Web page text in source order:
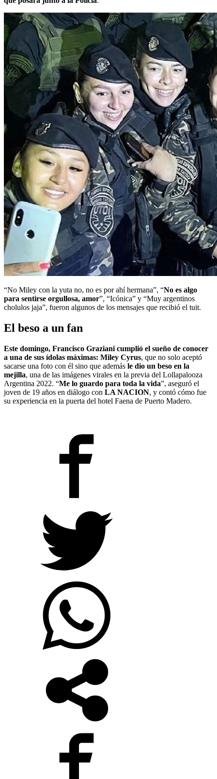
“No Miley con la yuta no, no es por ahí hermana”, “No es algo
para sentirse orgullosa, amor”, “Icónica” y “Muy argentinos
cholulos jaja”, fueron algunos de los mensajes que recibió el tuit.
El beso a un fan
Este domingo, Francisco Graziani cumplió el sueño de conocer
a una de sus ídolas máximas: Miley Cyrus, que no solo aceptó
sacarse una foto con él sino que además le dio un beso en la
mejilla, una de las imágenes virales en la previa del Lollapalooza
Argentina 2022. “Me lo guardo para toda la vida”, aseguró el
joven de 19 años en diálogo con LA NACION, y contó cómo fue
su experiencia en la puerta del hotel Faena de Puerto Madero.